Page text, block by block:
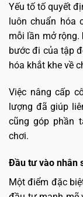
Yếu tố tố quyết
luôn chuẩn hóa
mỗi lần mở rộng.
bước đi của tập
hóa khắt khe về
Việc nâng cấp
lượng đã giúp
cũng góp phần
chơi.
Đầu tư vào nhân
Một điểm đặc